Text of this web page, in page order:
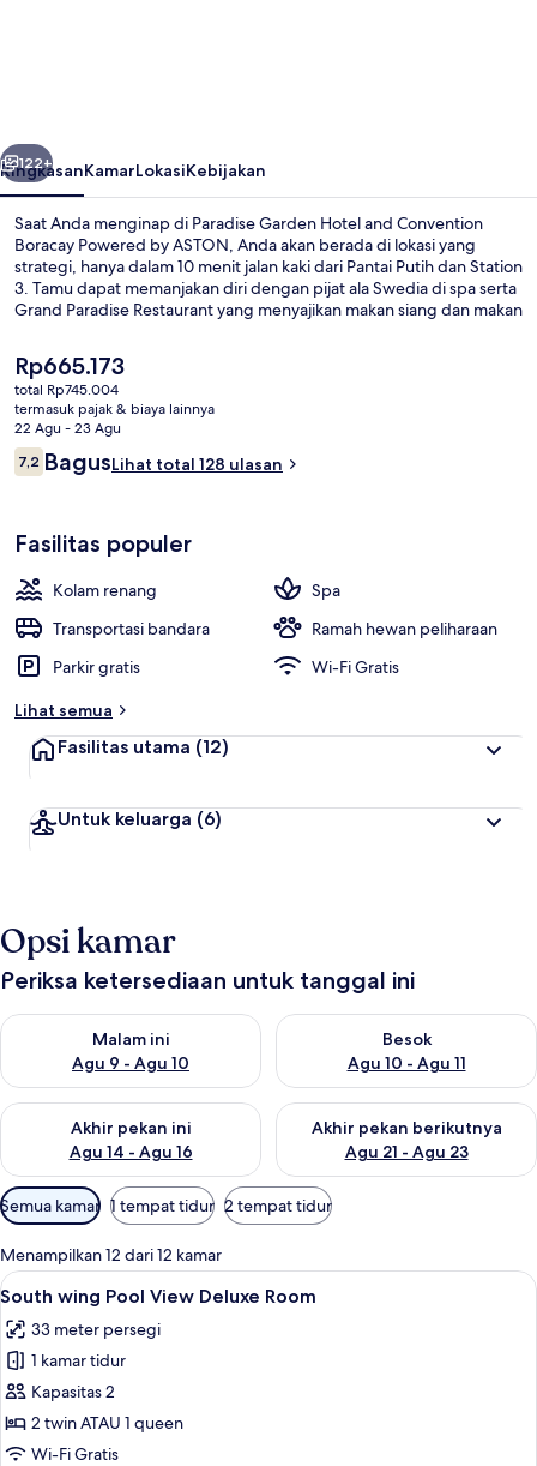
Boracay
Powered
by
ASTON
Berikutnya
122+
RingkasanKamarLokasiKebijakan
Saat Anda menginap di Paradise Garden Hotel and Convention
Boracay Powered by ASTON, Anda akan berada di lokasi yang
strategi, hanya dalam 10 menit jalan kaki dari Pantai Putih dan Station
3. Tamu dapat memanjakan diri dengan pijat ala Swedia di spa serta
Grand Paradise Restaurant yang menyajikan makan siang dan makan
tepi kolam renang, dan kolam renang anak.
Harga
saat
ini
Rp665.173
Rp665.173
total Rp745.004
termasuk pajak & biaya lainnya
22 Agu - 23 Agu
Ulasan
7,27,2 dari 10
BagusLihat total 128 ulasan
Fasilitas populer
Kolam renang
Spa
Transportasi bandara
Ramah hewan peliharaan
Parkir gratis
Wi-Fi Gratis
Lihat semua
Fasilitas utama (12)
Untuk keluarga (6)
Opsi kamar
Periksa ketersediaan untuk tanggal ini
Malam ini
Agu 9 - Agu 10
Periksa ketersediaan untuk malam ini Agu 9 - Agu 10
Besok
Agu 10 - Agu 11
Periksa ketersediaan untuk
Akhir pekan ini
Agu 14 - Agu 16
Periksa ketersediaan untuk akhir pekan ini Agu 14 - Agu 16
Akhir pekan berikutnya
Agu 21 - Agu 23
Periksa ketersediaan untuk
Filter
tersedia
untuk
kamar
Semua kamar 1 tempat tidur 2 tempat tidur
Menampilkan 12 dari 12 kamar
Lihat
semua
foto
untuk
South
wing
Pool
South wing Pool View Deluxe Room
7
South wing Pool View Deluxe Room
33 meter persegi
1 kamar tidur
Kapasitas 2
2 twin ATAU 1 queen
Wi-Fi Gratis